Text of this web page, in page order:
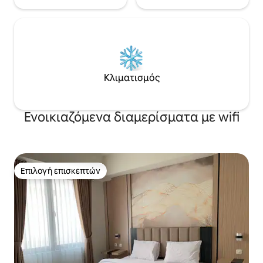
Κλιματισμός
Ενοικιαζόμενα διαμερίσματα με wifi
Επιλογή επισκεπτών
Επιλογή επισκεπτών